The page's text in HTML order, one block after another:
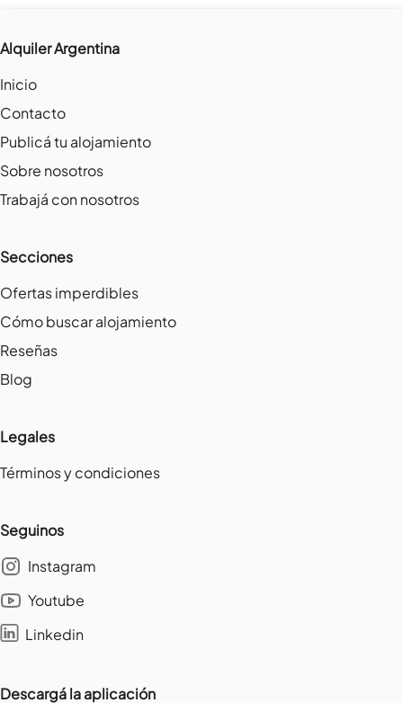
Alquiler Argentina
Inicio
Contacto
Publicá tu alojamiento
Sobre nosotros
Trabajá con nosotros
Secciones
Ofertas imperdibles
Cómo buscar alojamiento
Reseñas
Blog
Legales
Términos y condiciones
Seguinos
Instagram
Youtube
Linkedin
Descargá la aplicación